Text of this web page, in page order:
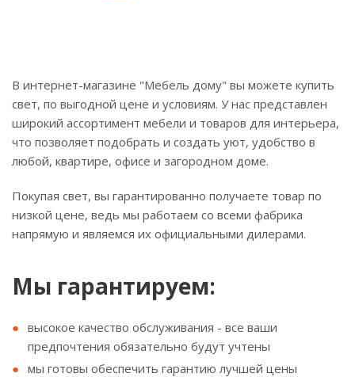
В интернет-магазине "Мебель дому" вы можете купить
свет, по выгодной цене и условиям. У нас представлен
широкий ассортимент мебели и товаров для интерьера,
что позволяет подобрать и создать уют, удобство в
любой, квартире, офисе и загородном доме.
Покупая свет, вы гарантированно получаете товар по
низкой цене, ведь мы работаем со всеми фабрика
напрямую и являемся их официальными дилерами.
Мы гарантируем:
высокое качество обслуживания - все ваши
предпочтения обязательно будут учтены
мы готовы обеспечить гарантию лучшей цены